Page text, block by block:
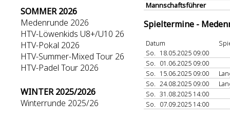
SOMMER 2026
Medenrunde 2026
HTV-Löwenkids U8+/U10 26
HTV-Pokal 2026
HTV-Summer-Mixed Tour 26
HTV-Padel Tour 2026
WINTER 2025/2026
Winterrunde 2025/26
Mannschaftsführer
Spieltermine -
Datum
So. 18.05.2025 09:00
So. 01.06.2025 09:00
So. 15.06.2025 09:00
So. 24.08.2025 09:00
So. 31.08.2025 14:00
So. 07.09.2025 14:00